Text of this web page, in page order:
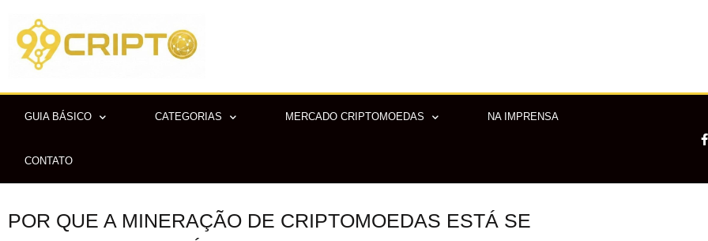
para
conteúdo
GUIA BÁSICO CATEGORIAS MERCADO CRIPTOMOEDAS NA IMPRENSA
CONTATO
F
a
POR QUE A MINERAÇÃO DE CRIPTOMOEDAS ESTÁ SE